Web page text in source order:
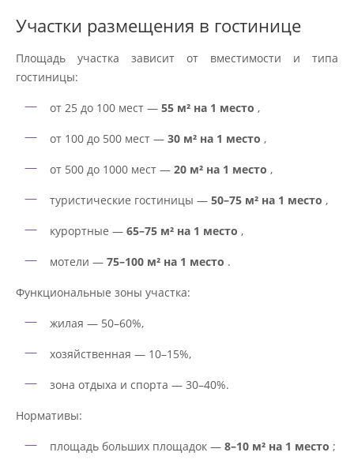
Участки размещения в гостинице
Площадь участка зависит от вместимости и типа
гостиницы:
от 25 до 100 мест — 55 м² на 1 место ,
от 100 до 500 мест — 30 м² на 1 место ,
от 500 до 1000 мест — 20 м² на 1 место ,
туристические гостиницы — 50–75 м² на 1 место ,
курортные — 65–75 м² на 1 место ,
мотели — 75–100 м² на 1 место .
Функциональные зоны участка:
жилая — 50–60%,
хозяйственная — 10–15%,
зона отдыха и спорта — 30–40%.
Нормативы:
площадь больших площадок — 8–10 м² на 1 место ;